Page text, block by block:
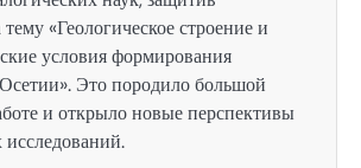
«Геологическое строение и
условия формирования
Это породило большой
и открыло новые перспективы